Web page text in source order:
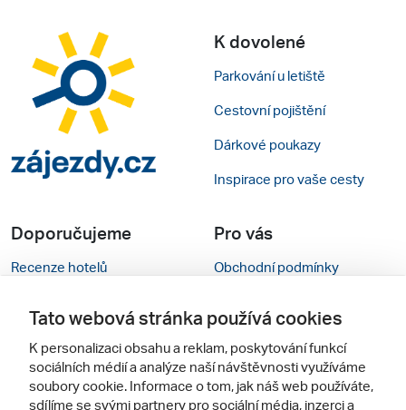
K dovolené
Parkování u letiště
Cestovní pojištění
Dárkové poukazy
Inspirace pro vaše cesty
Doporučujeme
Recenze hotelů
Zájazdy.sk
Pro vás
Obchodní podmínky
Mobilní verze webu
Tato webová stránka používá cookies
K personalizaci obsahu a reklam, poskytování funkcí
sociálních médií a analýze naší návštěvnosti využíváme
soubory cookie. Informace o tom, jak náš web používáte,
sdílíme se svými partnery pro sociální média, inzerci a